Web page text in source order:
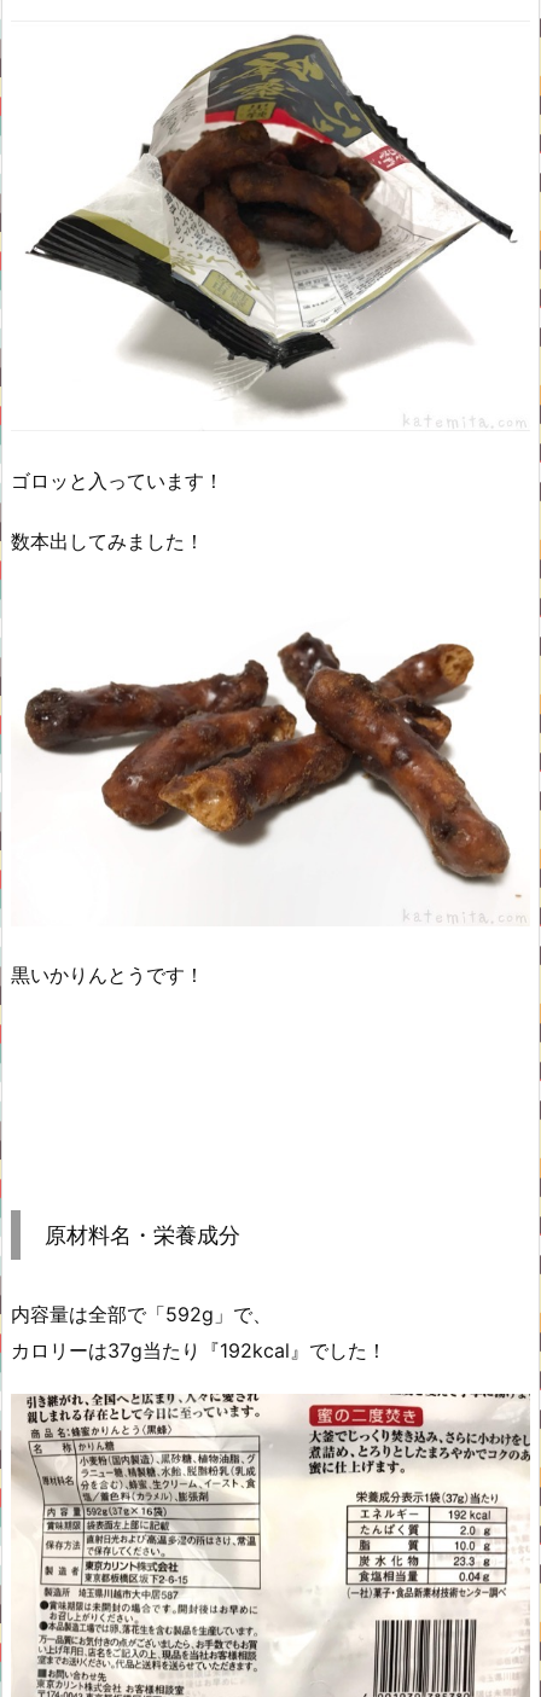
ゴロッと入っています！
数本出してみました！
黒いかりんとうです！
原材料名・栄養成分
内容量は全部で「592g」で、
カロリーは37g当たり『192kcal』でした！